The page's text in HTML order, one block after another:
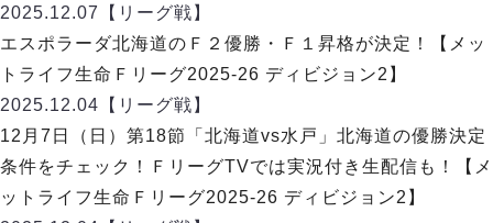
メットライフ生命Ｆリーグカップ 2026
試合日程・結果
大会概要
アリーナ情報
チケット情報
過去の記録
リガーレヴィア葛飾
Y．S．C．C．横浜
ヴィンセドール白山
アグレミーナ浜松
デウソン神戸
ポルセイド浜田
ミラクルスマイル新居浜
記念ゴール
ハットトリック
担当審判員
選手の通算記録（Ｆ１）
エスポラーダ北海道
バルドラール浦安
DIVISION02
2025.12.07
【リーグ戦】
エスポラーダ北海道のＦ２優勝・Ｆ１昇格が決定！【メッ
トライフ生命Ｆリーグ2025-26 ディビジョン2】
2025.12.04 【リーグ戦】
12月7日（日）第18節「北海道vs水戸」北海道の優勝決定
条件をチェック！ＦリーグTVでは実況付き生配信も！【メ
ットライフ生命Ｆリーグ2025-26 ディビジョン2】